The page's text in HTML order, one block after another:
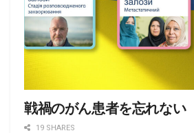
戦禍のがん患者を忘れない
19 SHARES